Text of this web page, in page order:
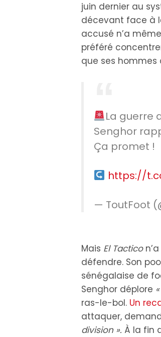
juin dernier au
décevant face à
accusé n’a
préféré
que ses hommes
La guerre
Senghor
Ça promet !
https://
— ToutFoot
Mais El Tactico
défendre. Son
sénégalaise de
Senghor déplore
ras-le-bol. Un
attaquer,
division ». À la fin